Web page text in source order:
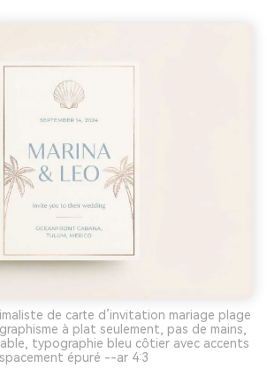
de carte d’invitation mariage plage
à plat seulement, pas de mains,
typographie bleu côtier avec accents
épuré --ar 4:3